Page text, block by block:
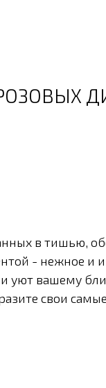
в тишью,
- нежное и
уют вашему
свои